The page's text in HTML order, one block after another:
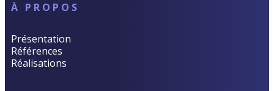
À PROPOS
Présentation
Références
Réalisations